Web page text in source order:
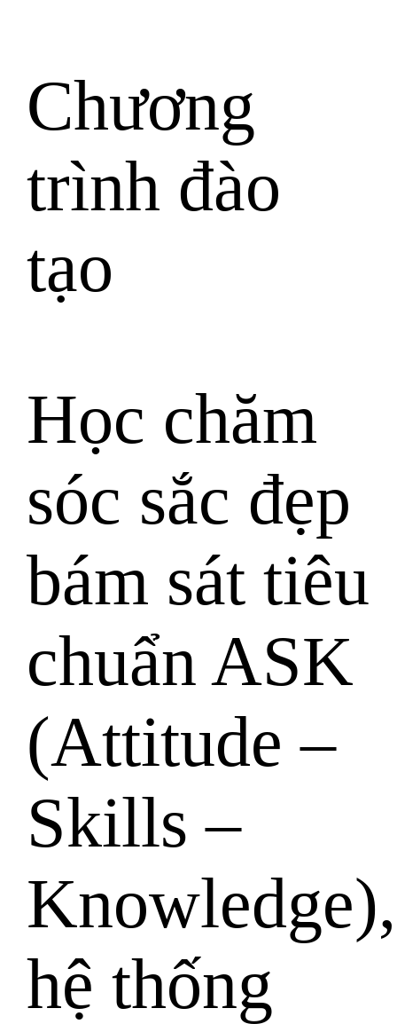
Chương
trình đào
tạo
Học chăm
sóc sắc đẹp
bám sát tiêu
chuẩn ASK
(Attitude –
Skills –
Knowledge),
hệ thống